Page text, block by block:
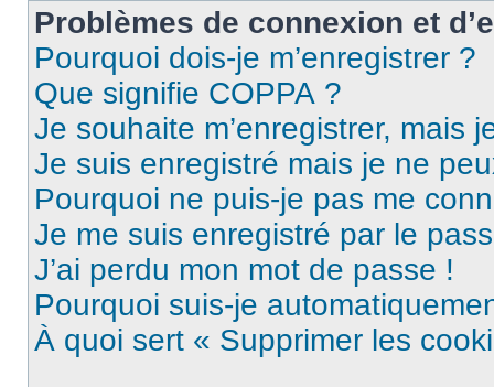
Problèmes de connexion et
Pourquoi dois-je m’enregistrer ?
Que signifie COPPA ?
Je souhaite m’enregistrer, mais
Je suis enregistré mais je ne
Pourquoi ne puis-je pas me
Je me suis enregistré par le
J’ai perdu mon mot de passe !
Pourquoi suis-je
À quoi sert « Supprimer les